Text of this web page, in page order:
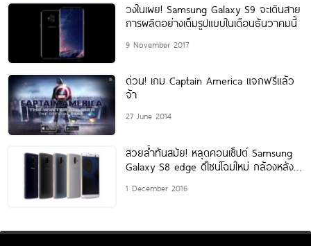
วงในเผย! Samsung Galaxy S9 จะเดินสาย
การผลิตอย่างเต็มรูปแบบในเดือนธันวาคมนี้
9 November 2017
ด่วน! เกม Captain America แจกฟรีแล้ว
จ้า
27 June 2014
สวยล้ำทันสมัย! หลุดคอนเซ็ปต์ Samsung
Galaxy S8 edge ดีไซน์โฉมใหม่ กล้องหลัง
1 December 2016